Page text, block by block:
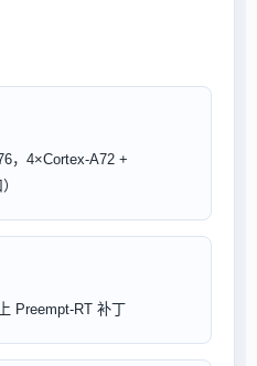
，4×Cortex-A72 +
Preempt-RT 补丁